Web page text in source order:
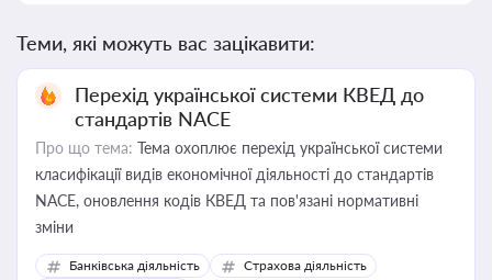
Теми, які можуть вас зацікавити:
Перехід української системи КВЕД до
стандартів NACE
Про що тема: Тема охоплює перехід української системи
класифікації видів економічної діяльності до стандартів
NACE, оновлення кодів КВЕД та пов'язані нормативні
зміни
Банківська діяльність
Страхова діяльність